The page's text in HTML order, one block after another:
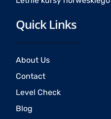
Quick Links
About Us
Contact
Level Check
Blog